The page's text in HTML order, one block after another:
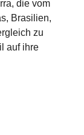
die vom
Brasilien,
zu
auf ihre